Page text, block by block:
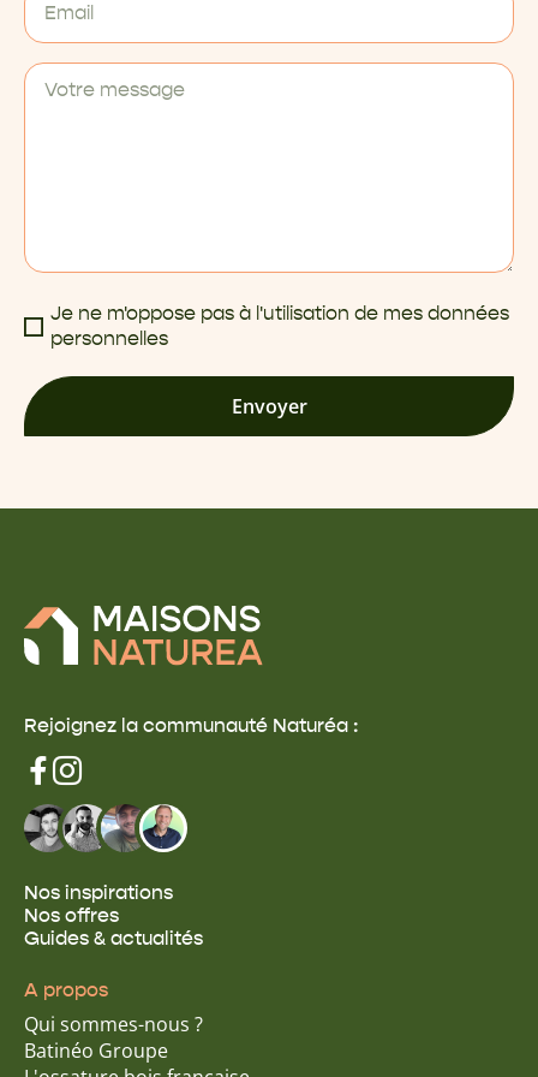
Je ne m'oppose pas à l'utilisation de mes données
personnelles
Envoyer
Rejoignez la communauté Naturéa :
Nos inspirations
Nos offres
Guides & actualités
A propos
Qui sommes-nous ?
Batinéo Groupe